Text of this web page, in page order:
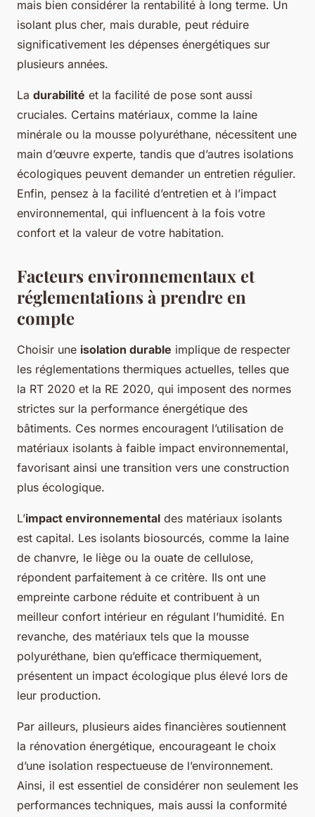
mais bien considérer la rentabilité à long terme. Un
isolant plus cher, mais durable, peut réduire
significativement les dépenses énergétiques sur
plusieurs années.
La durabilité et la facilité de pose sont aussi
cruciales. Certains matériaux, comme la laine
minérale ou la mousse polyuréthane, nécessitent une
main d’œuvre experte, tandis que d’autres isolations
écologiques peuvent demander un entretien régulier.
Enfin, pensez à la facilité d’entretien et à l’impact
environnemental, qui influencent à la fois votre
confort et la valeur de votre habitation.
Facteurs environnementaux et
réglementations à prendre en
compte
Choisir une isolation durable implique de respecter
les réglementations thermiques actuelles, telles que
la RT 2020 et la RE 2020, qui imposent des normes
strictes sur la performance énergétique des
bâtiments. Ces normes encouragent l’utilisation de
matériaux isolants à faible impact environnemental,
favorisant ainsi une transition vers une construction
plus écologique.
L’impact environnemental des matériaux isolants
est capital. Les isolants biosourcés, comme la laine
de chanvre, le liège ou la ouate de cellulose,
répondent parfaitement à ce critère. Ils ont une
empreinte carbone réduite et contribuent à un
meilleur confort intérieur en régulant l’humidité. En
revanche, des matériaux tels que la mousse
polyuréthane, bien qu’efficace thermiquement,
présentent un impact écologique plus élevé lors de
leur production.
Par ailleurs, plusieurs aides financières soutiennent
la rénovation énergétique, encourageant le choix
d’une isolation respectueuse de l’environnement.
Ainsi, il est essentiel de considérer non seulement les
performances techniques, mais aussi la conformité